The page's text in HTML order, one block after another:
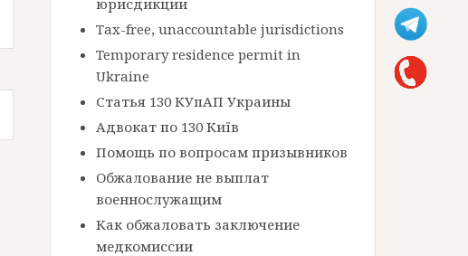
юрисдикции
Tax-free, unaccountable jurisdictions
Temporary residence permit in
Ukraine
Статья 130 КУпАП Украины
Адвокат по 130 Київ
Помощь по вопросам призывников
Обжалование не выплат
военнослужащим
Как обжаловать заключение
медкомиссии